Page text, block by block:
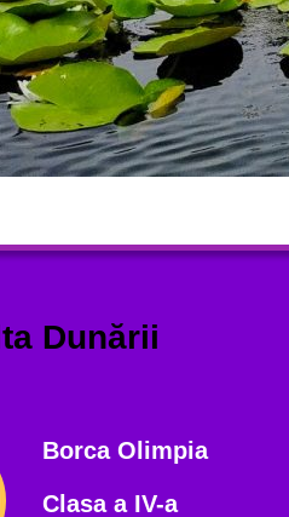
Dunării
Borca Olimpia
Clasa a IV-a